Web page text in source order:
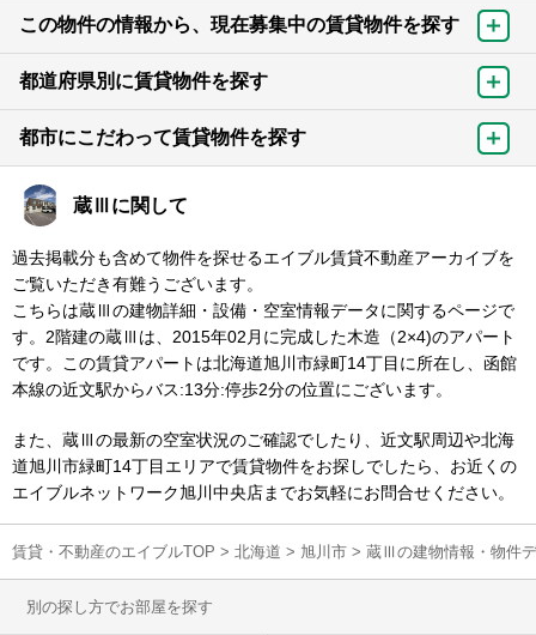
この物件の情報から、現在募集中の賃貸物件を探す
都道府県別に賃貸物件を探す
都市にこだわって賃貸物件を探す
蔵Ⅲに関して
過去掲載分も含めて物件を探せるエイブル賃貸不動産アーカイブを
ご覧いただき有難うございます。
こちらは蔵Ⅲの建物詳細・設備・空室情報データに関するページで
す。2階建の蔵Ⅲは、2015年02月に完成した木造（2×4)のアパート
です。この賃貸アパートは北海道旭川市緑町14丁目に所在し、函館
本線の近文駅からバス:13分:停歩2分の位置にございます。
また、蔵Ⅲの最新の空室状況のご確認でしたり、近文駅周辺や北海
道旭川市緑町14丁目エリアで賃貸物件をお探しでしたら、お近くの
エイブルネットワーク旭川中央店までお気軽にお問合せください。
賃貸・不動産のエイブルTOP > 北海道 > 旭川市 > 蔵Ⅲの建物情報・物件
別の探し方でお部屋を探す